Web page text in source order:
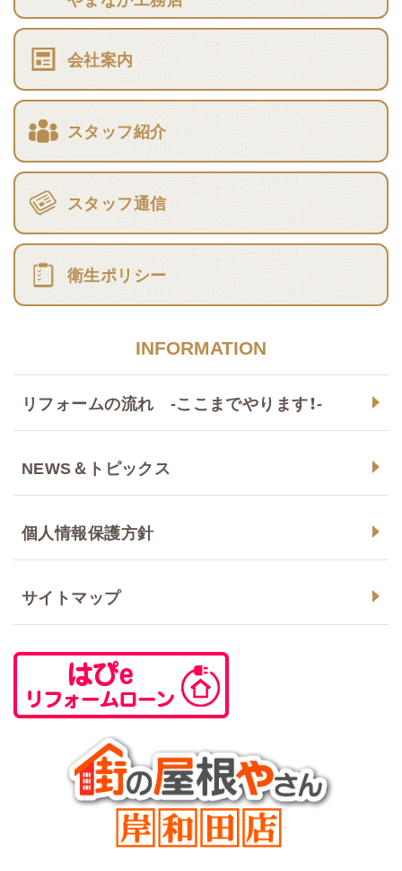
会社案内
スタッフ紹介
スタッフ通信
衛生ポリシー
INFORMATION
リフォームの流れ -ここまでやります！-
NEWS＆トピックス
個人情報保護方針
サイトマップ